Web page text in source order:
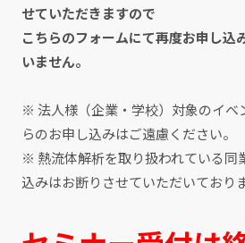
せていただきますので
こちらのフォームにて再度お申し込
いません。
※ 法人様（企業・学校）対象のイベ
らのお申し込みはご遠慮ください。
※ 熱流体解析を取り扱われている同
込みはお断りさせていただいておりま